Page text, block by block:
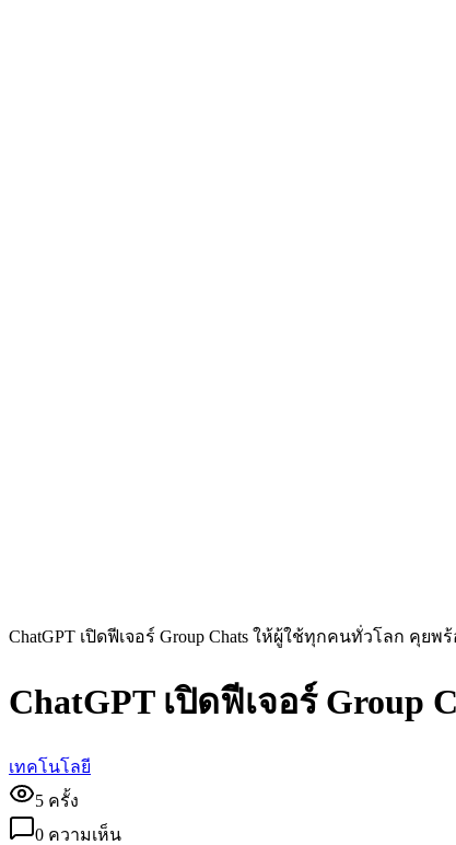
ChatGPT เปิดฟีเจอร์ Group Chats ให้ผู้ใช้ทุกคนทั่วโลก คุย
ChatGPT เปิดฟีเจอร์
เทคโนโลยี
5 ครั้ง
0 ความเห็น